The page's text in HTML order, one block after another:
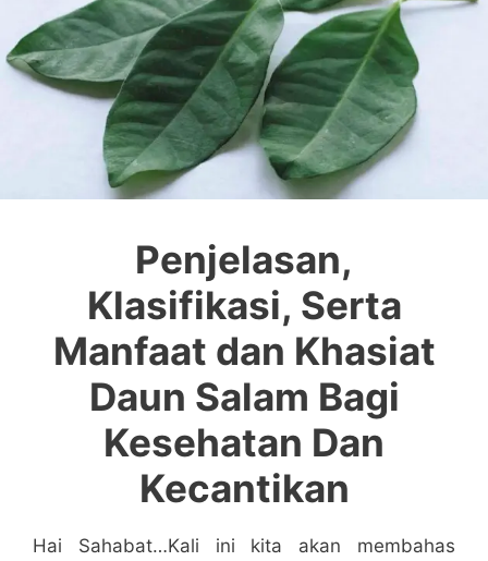
Penjelasan,
Klasifikasi, Serta
Manfaat dan Khasiat
Daun Salam Bagi
Kesehatan Dan
Kecantikan
Hai Sahabat…Kali ini kita akan membahas